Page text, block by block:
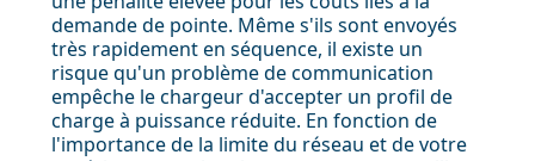
demande de pointe. Même s'ils sont envoyés
très rapidement en séquence, il existe un
risque qu'un problème de communication
empêche le chargeur d'accepter un profil de
charge à puissance réduite. En fonction de
l'importance de la limite du réseau et de votre